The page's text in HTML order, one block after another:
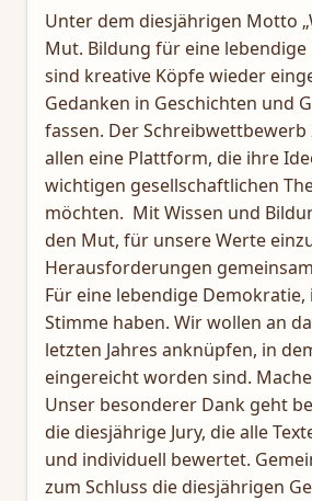
Unter dem diesjährigen Motto
Mut. Bildung für eine lebendige
sind kreative Köpfe wieder
Gedanken in Geschichten und
fassen. Der Schreibwettbewerb
allen eine Plattform, die ihre
wichtigen gesellschaftlichen
möchten. Mit Wissen und
den Mut, für unsere Werte
Herausforderungen
Für eine lebendige Demokratie,
Stimme haben. Wir wollen an
letzten Jahres anknüpfen, in
eingereicht worden sind.
Unser besonderer Dank geht
die diesjährige Jury, die alle
und individuell bewertet.
zum Schluss die diesjährigen